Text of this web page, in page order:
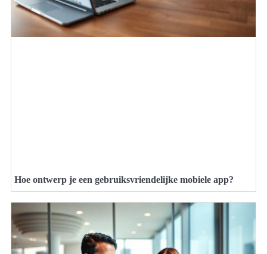
Hoe ontwerp je een gebruiksvriendelijke mobiele app?